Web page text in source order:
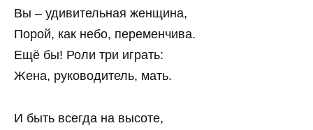
Вы – удивительная женщина,
Порой, как небо, переменчива.
Ещё бы! Роли три играть:
Жена, руководитель, мать.
И быть всегда на высоте,